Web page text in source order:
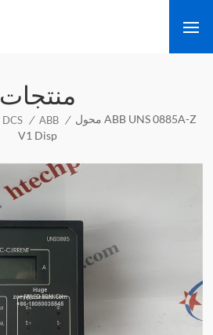
منتجات
نظام DCS / ABB / محول ABB UNS 0885A-Z
V1 Disp